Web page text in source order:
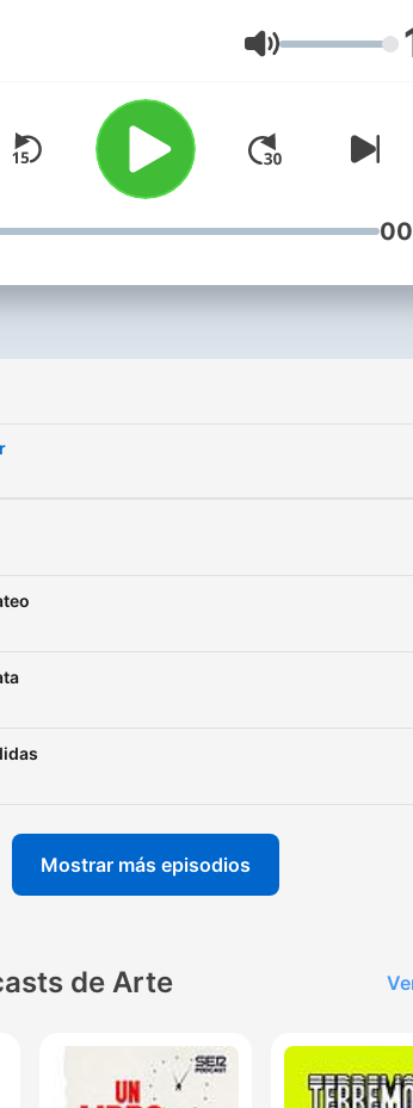
contare un cuento nuevo!
Ademas podras escuchar
bloopers de los cuentos
cuento, que pueden ser
muchos! por que me rio
mucho!!! Nos vemos!.
Volumen
Mostrar más episodios
de Arte